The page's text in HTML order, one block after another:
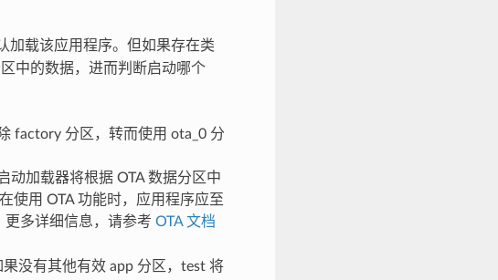
加载该应用程序。但如果存在类
中的数据，进而判断启动哪个
factory 分区，转而使用 ota_0 分
动加载器将根据 OTA 数据分区中
使用 OTA 功能时，应用程序应至
更多详细信息，请参考 OTA 文档
没有其他有效 app 分区，test 将